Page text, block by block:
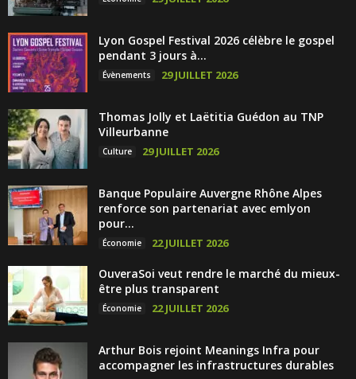
Lyon Gospel Festival 2026 célèbre le gospel
pendant 3 jours à...
Évènements 29 JUILLET 2026
Thomas Jolly et Laëtitia Guédon au TNP
Villeurbanne
Culture 29 JUILLET 2026
Banque Populaire Auvergne Rhône Alpes
renforce son partenariat avec emlyon
pour...
Économie 22 JUILLET 2026
OuveraSoi veut rendre le marché du mieux-
être plus transparent
Économie 22 JUILLET 2026
Arthur Bois rejoint Meanings Infra pour
accompagner les infrastructures durables